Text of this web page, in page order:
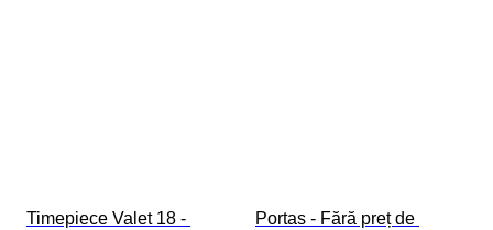
Timepiece Valet 18 -
Portas - Fără preț de